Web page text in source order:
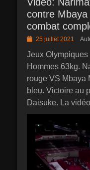
contre
combat
Posted25 juillet 2021
Jeux
Hommes 63kg.
rouge VS Mbaya
bleu. Victoire au
Daisuke. La
vidéo